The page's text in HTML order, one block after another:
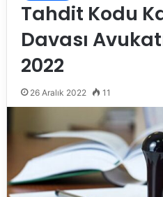
Tahdit Kodu
Davası
2022
26 Aralık 2022 11